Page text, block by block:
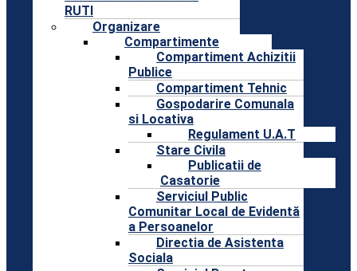
RUTI
Organizare
Compartimente
Compartiment Achizitii
Publice
Compartiment Tehnic
Gospodarire Comunala
si Locativa
Regulament U.A.T
Stare Civila
Publicatii de
Casatorie
Serviciul Public
Comunitar Local de Evidentă
a Persoanelor
Directia de Asistenta
Sociala